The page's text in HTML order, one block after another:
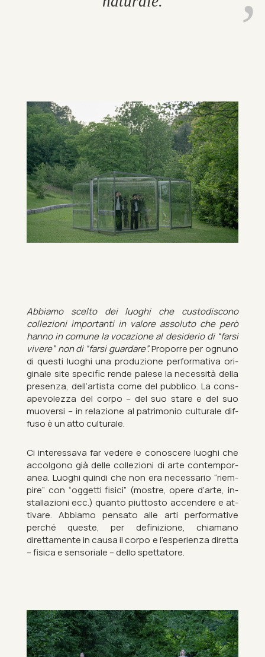
Ab­biamo scelto dei luoghi che cus­todis­cono
collezioni im­port­anti in valore as­sol­uto che però
hanno in comune la vo­cazione al de­sid­erio di “farsi
vivere” non di “farsi guardare”.Pro­porre per ognuno
di questi luoghi una produzione per­form­ativa ori­
ginale site spe­cific rende palese la ne­ces­sità della
presenza, dell’artista come del pub­blico. La con­s­
ape­vol­ezza del corpo – del suo stare e del suo
muoversi – in relazione al pat­ri­mo­nio cul­turale dif­
fuso è un atto cul­turale.
Ci in­teressava far vedere e con­o­scere luoghi che
ac­col­gono già delle collezioni di arte con­tem­por­
anea. Luoghi quindi che non era ne­ces­sario “riem­
pire” con “og­getti fis­ici” (mostre, opere d’arte, in­
stall­azioni ecc.) quanto pi­ut­tosto ac­cend­ere e at­
tivare. Ab­biamo pensato alle arti per­form­at­ive
perché queste, per defin­iz­ione, chiamano
direttamente in causa il corpo e l’es­per­i­enza diretta
– fis­ica e sen­soriale – dello spettatore.